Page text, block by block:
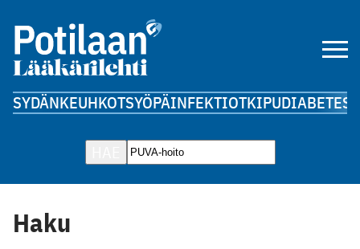
SYDÄNKEUHKOTSYÖPÄINFEKTIOTKIPUDIABETES
Haku